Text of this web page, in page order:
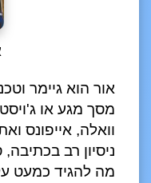
אור הוא גיימר
מסך מגע או
וואלה, אייפונס
ניסיון רב
מה להגיד כמעט